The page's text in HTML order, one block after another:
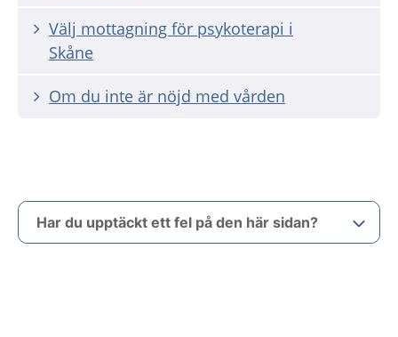
Välj mottagning för psykoterapi i
Skåne
Om du inte är nöjd med vården
Har du upptäckt ett fel på den här sidan?